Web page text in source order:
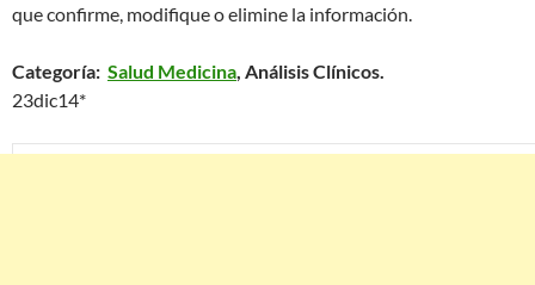
que confirme, modifique o elimine la información.
Categoría: Salud Medicina , Análisis Clínicos.
23dic14*